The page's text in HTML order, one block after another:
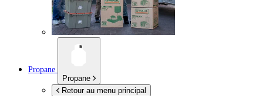
Propane
Propane
Retour au menu principal